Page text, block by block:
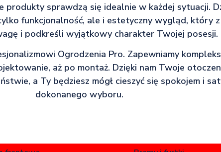
produkty sprawdzą się idealnie w każdej sytuacji.
funkcjonalność, ale i estetyczny wygląd, który
i podkreśli wyjątkowy charakter Twojej posesji.
Ogrodzenia Pro. Zapewniamy
aż po montaż. Dzięki nam Twoje
a Ty będziesz mógł cieszyć się spokojem i
dokonanego wyboru.